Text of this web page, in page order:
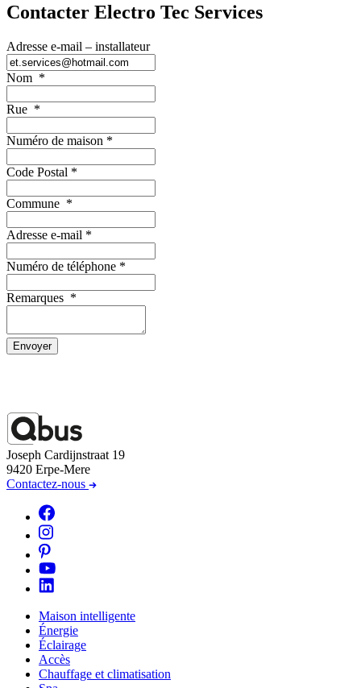
Contacter Electro Tec Services
Adresse e-mail – installateur
Nom *
Rue *
Numéro de maison *
Code Postal *
Commune *
Adresse e-mail *
Numéro de téléphone *
Remarques *
Envoyer
Joseph Cardijnstraat 19
9420 Erpe-Mere
Contactez-nous
Maison intelligente
Énergie
Éclairage
Accès
Chauffage et climatisation